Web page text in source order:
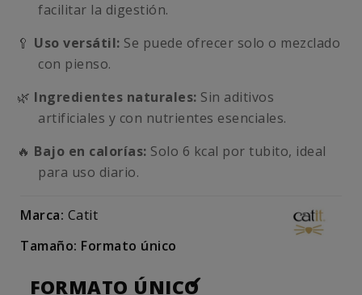
facilitar la digestión.
🥄 Uso versátil: Se puede ofrecer solo o mezclado
con pienso.
🌿 Ingredientes naturales: Sin aditivos
artificiales y con nutrientes esenciales.
🔥 Bajo en calorías: Solo 6 kcal por tubito, ideal
para uso diario.
Marca: Catit
Tamaño: Formato único
FORMATO ÚNICO